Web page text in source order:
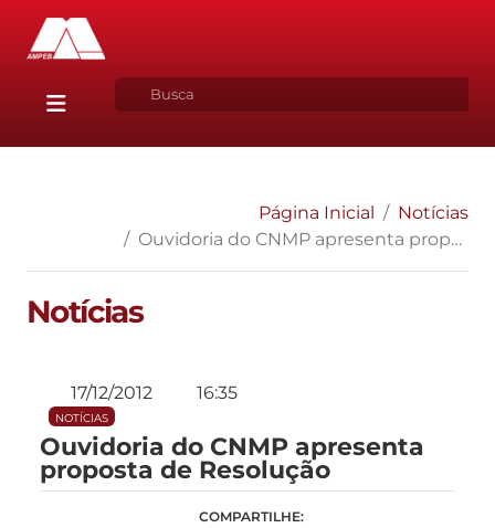
Página Inicial
Notícias
Ouvidoria do CNMP apresenta proposta de Resolução
Notícias
17/12/2012 16:35
NOTÍCIAS
Ouvidoria do CNMP apresenta
proposta de Resolução
COMPARTILHE: